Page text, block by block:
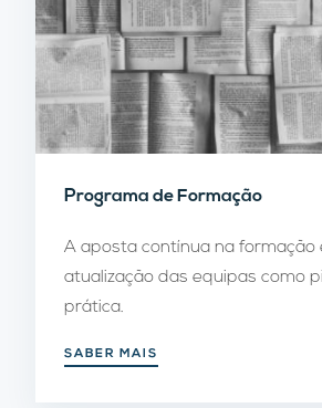
Programa de Formação
A aposta contínua na formação
atualização das equipas como
prática.
SABER MAIS